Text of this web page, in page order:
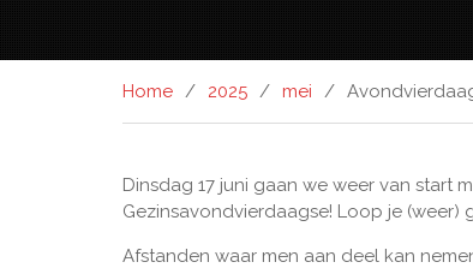
Home 2025 mei
Dinsdag 17 juni gaan we weer van start
Gezinsavondvierdaagse! Loop je (weer)
Afstanden waar men aan deel kan